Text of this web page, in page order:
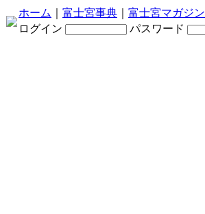
ホーム 富士宮事典 富士宮マガジン
ログイン
パスワード